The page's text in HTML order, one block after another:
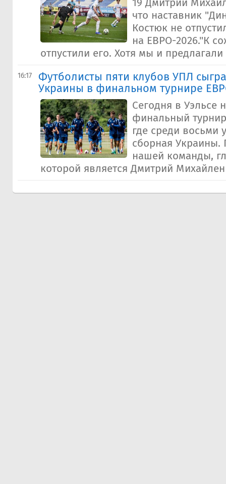
19 Дмитрий
что наставник
Костюк не
на ЕВРО-2026."К
отпустили его. Хотя мы и
16:17
Футболисты пяти клубов УПЛ
Украины в финальном турнире
Сегодня в Уэльсе
финальный
где среди восьми
сборная Украины.
нашей команды,
которой является Дмитрий